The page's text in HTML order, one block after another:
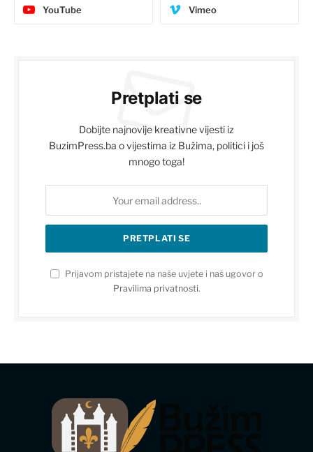
YouTube Vimeo
Pretplati se
Dobijte najnovije kreativne vijesti iz
BuzimPress.ba o vijestima iz Bužima, politici i još
mnogo toga!
Prijavom pristajete na naše uvjete i naš ugovor o
Pravilima privatnosti.